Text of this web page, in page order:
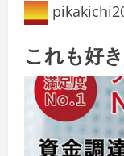
これも好